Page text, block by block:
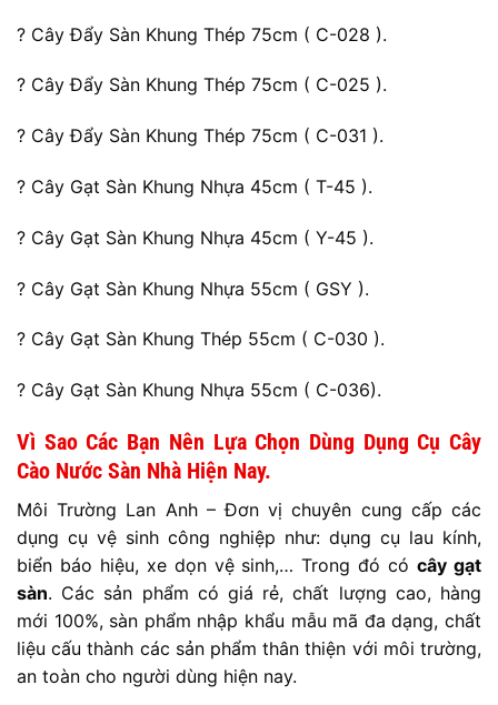
? Cây Đẩy Sàn Khung Thép 75cm ( C-028 ).
? Cây Đẩy Sàn Khung Thép 75cm ( C-025 ).
? Cây Đẩy Sàn Khung Thép 75cm ( C-031 ).
? Cây Gạt Sàn Khung Nhựa 45cm ( T-45 ).
? Cây Gạt Sàn Khung Nhựa 45cm ( Y-45 ).
? Cây Gạt Sàn Khung Nhựa 55cm ( GSY ).
? Cây Gạt Sàn Khung Thép 55cm ( C-030 ).
? Cây Gạt Sàn Khung Nhựa 55cm ( C-036).
Vì Sao Các Bạn Nên Lựa Chọn Dùng Dụng Cụ Cây
Cào Nước Sàn Nhà Hiện Nay.
Môi Trường Lan Anh – Đơn vị chuyên cung cấp các
dụng cụ vệ sinh công nghiệp như: dụng cụ lau kính,
biển báo hiệu, xe dọn vệ sinh,… Trong đó cócây gạt
sàn. Các sản phẩm có giá rẻ, chất lượng cao, hàng
mới 100%, sàn phẩm nhập khẩu mẫu mã đa dạng, chất
liệu cấu thành các sản phẩm thân thiện với môi trường,
an toàn cho người dùng hiện nay.